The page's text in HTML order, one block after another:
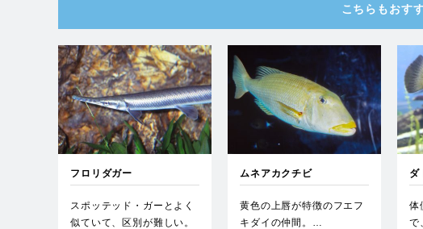
こちらもおす
フロリダガー
スポッテッド・ガーとよく
似ていて、区別が難しい。
ムネアカクチビ
黄色の上唇が特徴のフエフ
キダイの仲間。…
ダ
体
で